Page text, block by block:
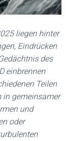
liegen hinter
Eindrücken
des
einbrennen
Teilen
in gemeinsamer
und
oder